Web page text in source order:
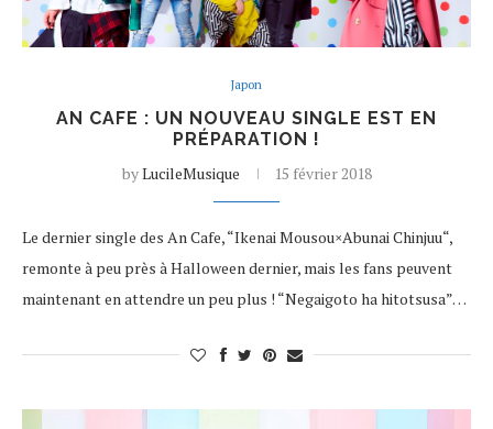
Japon
AN CAFE : UN NOUVEAU SINGLE EST EN
PRÉPARATION !
byLucileMusique 15 février 2018
Le dernier single des An Cafe, “Ikenai Mousou×Abunai Chinjuu“,
remonte à peu près à Halloween dernier, mais les fans peuvent
maintenant en attendre un peu plus ! “Negaigoto ha hitotsusa”…